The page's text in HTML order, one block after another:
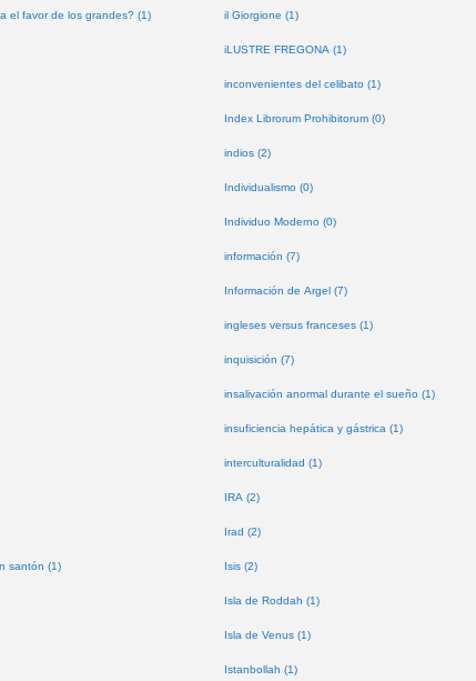
el favor de los grandes? (1)
santón (1)
il Giorgione (1)
iLUSTRE FREGONA (1)
inconvenientes del celibato (1)
Index Librorum Prohibitorum (0)
indios (2)
Individualismo (0)
Individuo Moderno (0)
información (7)
Información de Argel (7)
ingleses versus franceses (1)
inquisición (7)
insalivación anormal durante el sueño (1)
insuficiencia hepática y gástrica (1)
interculturalidad (1)
IRA (2)
Irad (2)
Isis (2)
Isla de Roddah (1)
Isla de Venus (1)
Istanbollah (1)